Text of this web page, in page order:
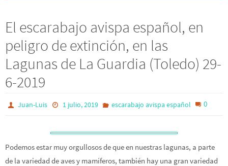
El escarabajo avispa español, en
peligro de extinción, en las
Lagunas de La Guardia (Toledo) 29-
6-2019
Juan-Luis 1 julio, 2019 escarabajo avispa español 0
Podemos estar muy orgullosos de que en nuestras lagunas, a parte
de la variedad de aves y mamíferos, también hay una gran variedad